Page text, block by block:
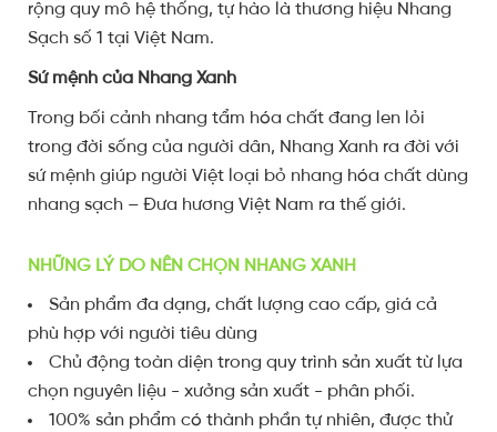
rộng quy mô hệ thống, tự hào là thương hiệu Nhang
Sạch số 1 tại Việt Nam.
Sứ mệnh của Nhang Xanh
Trong bối cảnh nhang tẩm hóa chất đang len lỏi
trong đời sống của người dân, Nhang Xanh ra đời với
sứ mệnh giúp người Việt loại bỏ nhang hóa chất dùng
nhang sạch – Đưa hương Việt Nam ra thế giới.
NHỮNG LÝ DO NÊN CHỌN NHANG XANH
Sản phẩm đa dạng, chất lượng cao cấp, giá cả
phù hợp với người tiêu dùng
Chủ động toàn diện trong quy trình sản xuất từ lựa
chọn nguyên liệu - xưởng sản xuất - phân phối.
100% sản phẩm có thành phần tự nhiên, được thử